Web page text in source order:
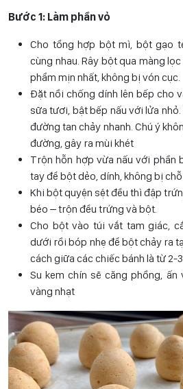
Bước 1: Làm phần vỏ
Cho tổng hợp bột mì, bột gạo
cùng nhau. Rây bột qua màng
phẩm mịn nhất, không bị vón cục.
Đặt nồi chống dính lên bếp cho
sữa tươi, bật bếp nấu với lửa
đường tan chảy nhanh. Chú ý
đường, gây ra mùi khét
Trộn hỗn hợp vừa nấu với phần
tay để bột dẻo, dính, không bị
Khi bột quyện sệt đều thì đập
béo – trộn đều trứng và bột.
Cho bột vào túi vắt tam giác,
dưới rồi bóp nhẹ để bột chảy ra
cách giữa các chiếc bánh là từ 2-
Su kem chín sẽ căng phồng,
vàng nhạt